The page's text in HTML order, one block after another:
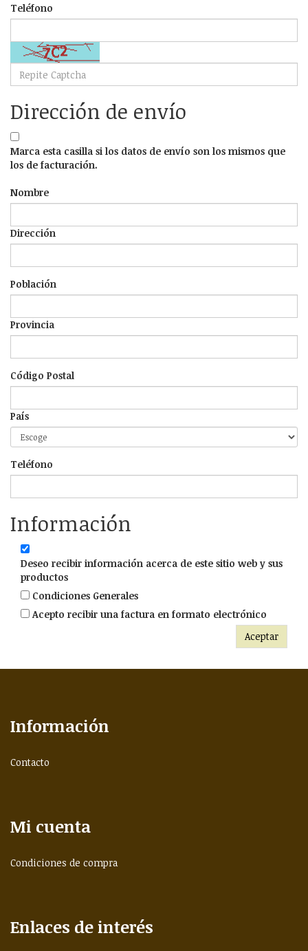
Teléfono
Dirección de envío
Marca esta casilla si los datos de envío son los mismos que
los de facturación.
Nombre
Dirección
Población
Provincia
Código Postal
País
Teléfono
Información
Deseo recibir información acerca de este sitio web y sus
productos
Condiciones Generales
Acepto recibir una factura en formato electrónico
Aceptar
Información
Contacto
Mi cuenta
Condiciones de compra
Enlaces de interés